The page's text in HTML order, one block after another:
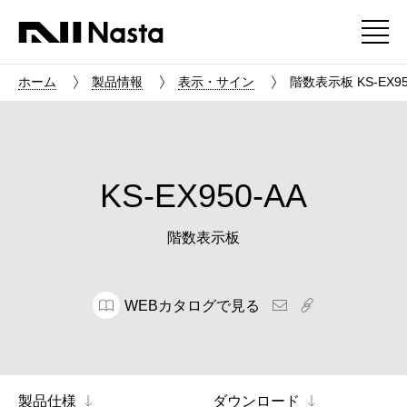
ホーム 製品情報 表示・サイン 階数表示板 KS-
KS-EX950-AA
階数表示板
WEBカタログで見る
製品仕様 ダウンロード